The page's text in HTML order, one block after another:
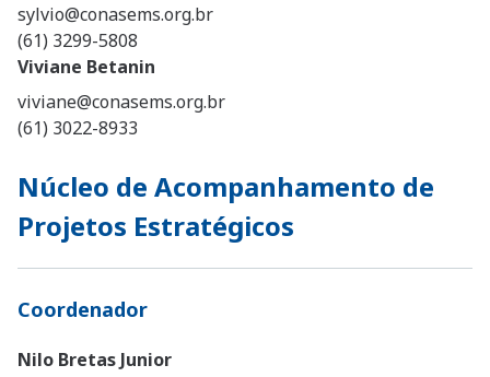
sylvio@conasems.org.br
(61) 3299-5808
Viviane Betanin
viviane@conasems.org.br
(61) 3022-8933
Núcleo de Acompanhamento de
Projetos Estratégicos
Coordenador
Nilo Bretas Junior